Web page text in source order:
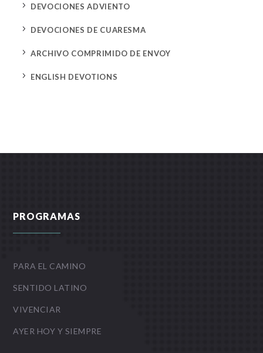
5 DEVOCIONES ADVIENTO
5 DEVOCIONES DE CUARESMA
5 ARCHIVO COMPRIMIDO DE ENVOY
5 ENGLISH DEVOTIONS
PROGRAMAS
PARA EL CAMINO
SENTIDO LATINO
VIVENCIAR
AYER HOY Y SIEMPRE